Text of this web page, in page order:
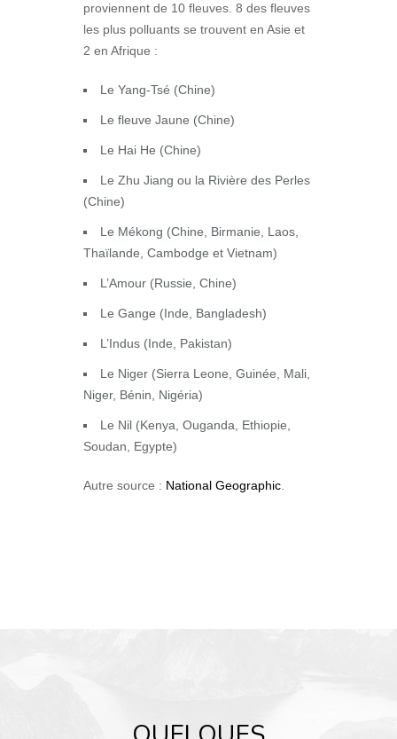
proviennent de 10 fleuves. 8 des fleuves
les plus polluants se trouvent en Asie et
2 en Afrique :
Le Yang-Tsé (Chine)
Le fleuve Jaune (Chine)
Le Hai He (Chine)
Le Zhu Jiang ou la Rivière des Perles
(Chine)
Le Mékong (Chine, Birmanie, Laos,
Thaïlande, Cambodge et Vietnam)
L’Amour (Russie, Chine)
Le Gange (Inde, Bangladesh)
L’Indus (Inde, Pakistan)
Le Niger (Sierra Leone, Guinée, Mali,
Niger, Bénin, Nigéria)
Le Nil (Kenya, Ouganda, Ethiopie,
Soudan, Egypte)
Autre source : National Geographic